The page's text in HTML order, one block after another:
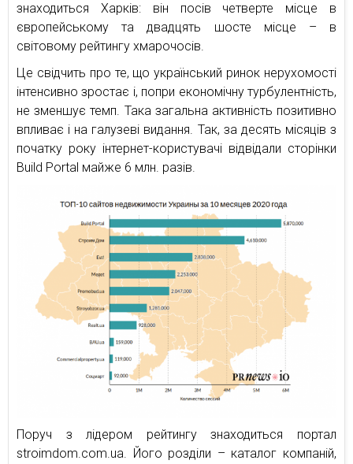
знаходиться Харків: він посів четверте місце в
європейському та двадцять шосте місце – в
світовому рейтингу хмарочосів.
Це свідчить про те, що український ринок нерухомості
інтенсивно зростає і, попри економічну турбулентність,
не зменшує темп. Така загальна активність позитивно
впливає і на галузеві видання. Так, за десять місяців з
початку року інтернет-користувачі відвідали сторінки
Build Portal майже 6 млн. разів.
Поруч з лідером рейтингу знаходиться портал
stroimdom.com.ua. Його розділи – каталог компаній,